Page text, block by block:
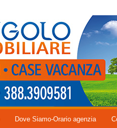
Dove Siamo-Orario agenzia